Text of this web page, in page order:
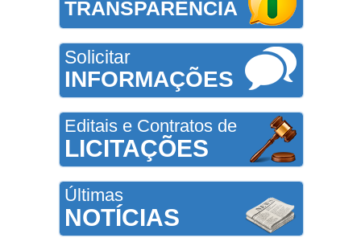
TRANSPARÊNCIA
Solicitar
INFORMAÇÕES
Editais e Contratos de
LICITAÇÕES
Últimas
NOTÍCIAS